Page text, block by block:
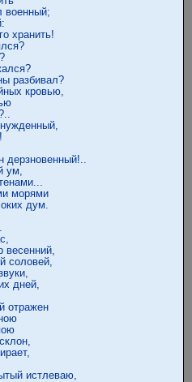
военный;
хранить!
разбивал?
кровью,
дерзновенный!..
ум,
морями
дум.
весенний,
соловей,
дней,
отражен
истлеваю,